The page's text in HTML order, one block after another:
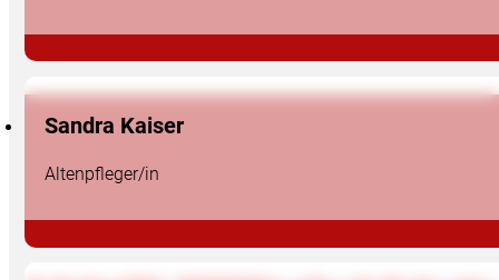
Sandra Kaiser
Altenpfleger/in